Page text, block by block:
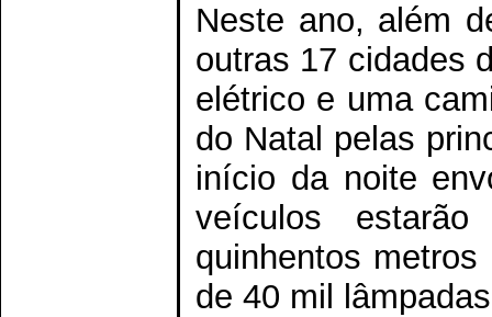
Neste ano, além
outras 17 cidades
elétrico e uma
do Natal pelas
início da noite
veículos
quinhentos
de 40 mil